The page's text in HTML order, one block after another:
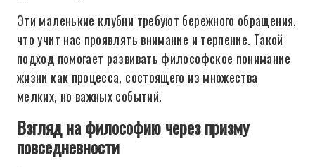
Эти маленькие клубни требуют бережного обращения,
что учит нас проявлять внимание и терпение. Такой
подход помогает развивать философское понимание
жизни как процесса, состоящего из множества
мелких, но важных событий.
Взгляд на философию через призму
повседневности